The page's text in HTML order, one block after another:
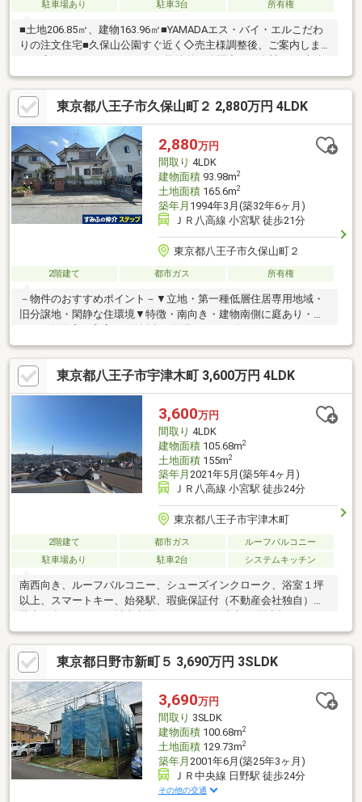
駐車場あり
駐車3台 所有権
■土地206.85㎡、建物163.96㎡■YAMADAエス・バイ・エルこだわ
りの注文住宅■久保山公園すぐ近く◇売主様調整後、ご案内しま
開物件公開中△△ホームページをクリック▼▼◎ご自宅の『売
却』もProGRANTにお任せください・「売却が先か購入が先か」
買い替えたいけど、どのように進めたら良いか分からない。・所
有不動産の相場を把握しておきたい。・自宅の住宅ローンが残っ
ているので、無理のない資金計画を相談したい。お住まいのご購
入からご売却まで、お客様のご事情に合わせてお手伝いいたしま
す。
東京都八王子市久保山町２ 2,880万円 4LDK
2,880万円
間取り 4LDK
建物面積93.98m2
土地面積165.6m2
築年月 1994年3月(築32年6ヶ月)
ＪＲ八高線 小宮駅 徒歩21分
東京都八王子市久保山町２
2階建て 都市ガス 所有権
－物件のおすすめポイント－▼立地・第一種低層住居専用地域・
旧分譲地・閑静な住環境▼特徴・南向き・建物南側に庭あり・
LDK・各洋室・和室は2面採光・各階にトイレ有
東京都八王子市宇津木町 3,600万円 4LDK
3,600万円
間取り 4LDK
建物面積105.68m2
土地面積155m2
築年月 2021年5月(築5年4ヶ月)
ＪＲ八高線 小宮駅 徒歩24分
東京都八王子市宇津木町
2階建て 都市ガス
ルーフバルコニー
駐車場あり
駐車2台 システムキッチン
南西向き、ルーフバルコニー、シューズインクローク、浴室１坪
以上、スマートキー、始発駅、瑕疵保証付（不動産会社独自）、
ムキッチン、浴室乾燥機、陽当り良好、全居室収納、閑静な住宅
地、ＬＤＫ１５畳以上、庭、対面式キッチン、トイレ２ヶ所、２
階建、２面以上バルコニー、南面バルコニー、ＴＶ付浴室、南
庭、床下収納、浴室に窓、ＴＶモニタ付インターホン、緑豊かな
住宅地、都市近郊、通風良好、全居室フローリング、眺望良好、
ＩＨクッキングヒーター、都市ガス、全室２面採光、小学校 徒歩
10分以内、床暖房、屋上、食器洗乾燥機、周辺交通量少なめ、バ
ルコニー・屋上に水栓
東京都日野市新町５ 3,690万円 3SLDK
3,690万円
間取り 3SLDK
建物面積100.68m2
土地面積129.73m2
築年月 2001年6月(築25年3ヶ月)
ＪＲ中央線 日野駅 徒歩24分
その他の交通